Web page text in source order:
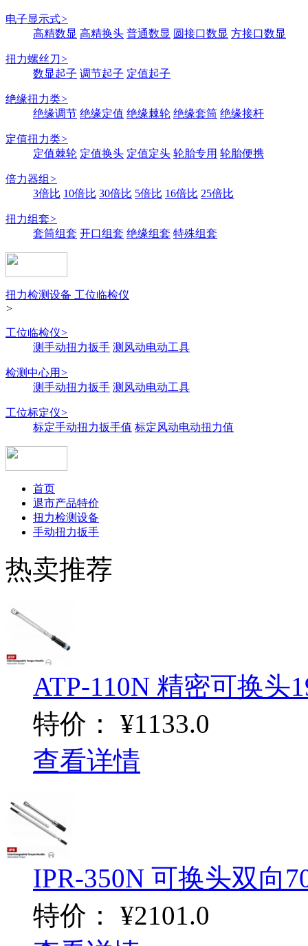
电子显示式>
高精数显 高精换头 普通数显 圆接口数显 方接口数显
扭力螺丝刀>
数显起子 调节起子 定值起子
绝缘扭力类>
绝缘调节 绝缘定值 绝缘棘轮 绝缘套筒 绝缘接杆
定值扭力类>
定值棘轮 定值换头 定值定头 轮胎专用 轮胎便携
倍力器组 >
3倍比 10倍比 30倍比 5倍比 16倍比 25倍比
扭力组套>
套筒组套 开口组套 绝缘组套 特殊组套
扭力检测设备 工位临检仪
>
工位临检仪>
测手动扭力扳手 测风动电动工具
检测中心用 >
测手动扭力扳手 测风动电动工具
工位标定仪>
标定手动扭力扳手值 标定风动电动扭力值
首页
退市产品特价
扭力检测设备
手动扭力扳手
热卖推荐
ATP-110N 精密可换头
特价：
¥1133.0
查看详情
IPR-350N 可换头双向
特价：
¥2101.0